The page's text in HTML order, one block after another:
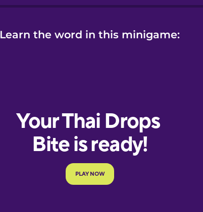
Learn the word in this minigame: